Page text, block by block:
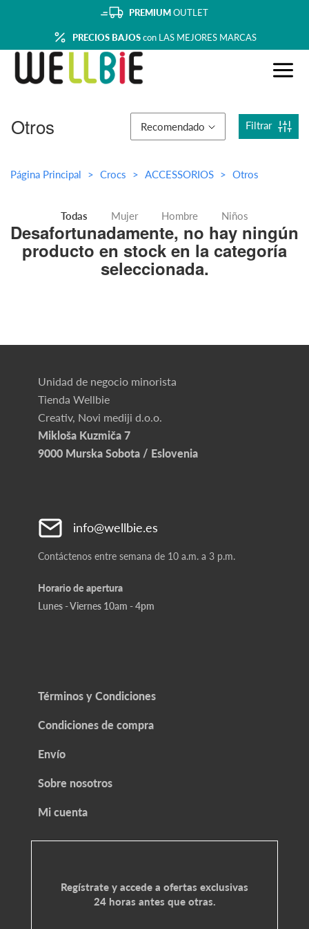
PREMIUMOUTLET
PRECIOS BAJOScon LAS MEJORES MARCAS
Otros Recomendado Filtrar
Página Principal Crocs ACCESSORIOS Otros
Todas Mujer Hombre Niños
Desafortunadamente, no hay ningún
producto en stock en la categoría
seleccionada.
Unidad de negocio minorista
Tienda Wellbie
Creativ, Novi mediji d.o.o.
Mikloša Kuzmiča 7
9000 Murska Sobota / Eslovenia
info@wellbie.es
Contáctenos entre semana de 10 a.m. a 3 p.m.
Horario de apertura
Lunes - Viernes 10am - 4pm
Términos y Condiciones
Condiciones de compra
Envío
Sobre nosotros
Mi cuenta
Regístrate y accede a ofertas exclusivas
24 horas antes que otras.